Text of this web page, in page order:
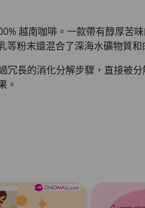
越南咖啡。一款帶有醇厚
等粉末還混合了深海水礦物質和
冗長的消化分解步驟，直接被
。